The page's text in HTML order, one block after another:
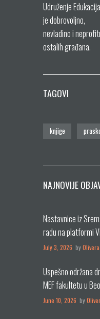
Udruženje
je dobrovoljno,
nevladino i
ostalih građana.
TAGOVI
knjige
NAJNOVIJE
Nastavnice iz
radu na platformi
July 3, 2026 by
Uspešno održana
MEF fakultetu u
June 10, 2026 by